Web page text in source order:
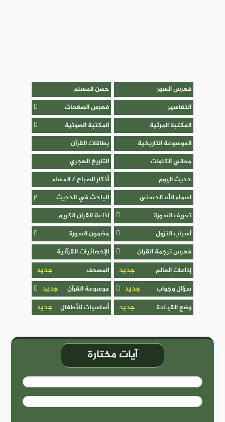
حصن المسلم
فهرس السور
فهرس الصفحات
التفاسير
المكتبة الصوتية
المكتبة المرئية
بطاقات القرآن
الموسوعة التاريخية
التاريخ الهجري
معاني الكلمات
أذكار الصباح / المساء
حديث اليوم
الباحث في الحديث
اسماء اللَّٰه الحسنى
اذاعة القران الكريم
تعريف السورة
مضمون السورة
أسباب النزول
الإحصائيات القرآنية
فهرس ترجمة القران
المصحف
جديد إذاعات العالم جديد
موسوعة القرآن جديد سؤال وجواب جديد
أساسيات للأطفال جديد وضع القيـادة جديد
آيات مختارة